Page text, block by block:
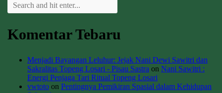
Komentar Tebaru
Menjadi Bayangan Leluhur: Jejak Nani Dewi Sawitri dan
Sakralitas Topeng Losari - Pisau Sastra on Nani Sawitri :
Energi Penjaga Tari Ritual Topeng Losari
vwtoto on Pentingnya Pemikiran Spasial dalam Kehidupan